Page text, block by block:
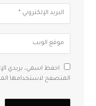
احفظ اسمي، بريدي
المتصفح لاستخدامها